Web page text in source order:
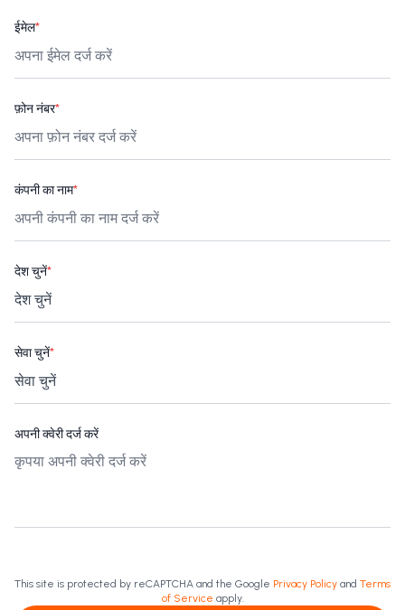
ईमेल*
फ़ोन नंबर*
कंपनी का नाम*
देश चुनें*
सेवा चुनें*
अपनी क्वेरी दर्ज करें
This site is protected by reCAPTCHA and the Google Privacy Policy and Terms
of Service apply.